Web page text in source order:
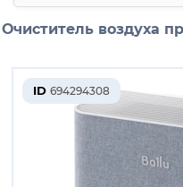
Очиститель воздуха
ID 694294308